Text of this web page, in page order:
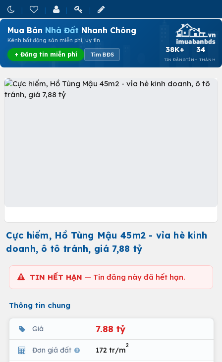
Mua Bán Nhà Đất Nhanh Chóng
Kênh bất động sản miễn phí, uy tín
+ Đăng tin miễn phí Tìm BĐS
38K+
TIN ĐĂNG
34
TỈNH THÀNH
Cực hiếm, Hồ Tùng Mậu 45m2 - vỉa hè kinh
doanh, ô tô tránh, giá 7,88 tỷ
TIN HẾT HẠN — Tin đăng này đã hết hạn.
Thông tin chung
Giá 7.88 tỷ
Đơn giá đất 172 tr/m
2